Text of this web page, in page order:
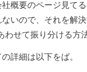
概要のページ見て
いので、それを解
わせて振り分ける方
詳細は以下をば。